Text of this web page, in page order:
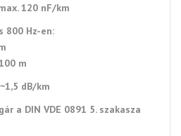
120 nF/km
800 Hz-en:
m
dB/km
a DIN VDE 0891 5. szakasza